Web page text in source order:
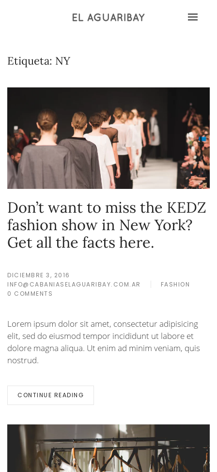
Etiqueta: NY
Don’t want to miss the KEDZ
fashion show in New York?
Get all the facts here.
DICIEMBRE 3, 2016
INFO@CABANIASELAGUARIBAY.COM.AR
FASHION
0 COMMENTS
Lorem ipsum dolor sit amet, consectetur adipisicing
elit, sed do eiusmod tempor incididunt ut labore et
dolore magna aliqua. Ut enim ad minim veniam, quis
nostrud.
CONTINUE READING